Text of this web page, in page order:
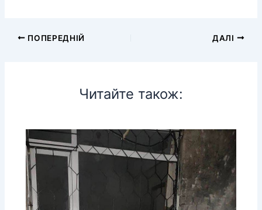
ПОПЕРЕДНІЙ ДАЛІ
Читайте також: